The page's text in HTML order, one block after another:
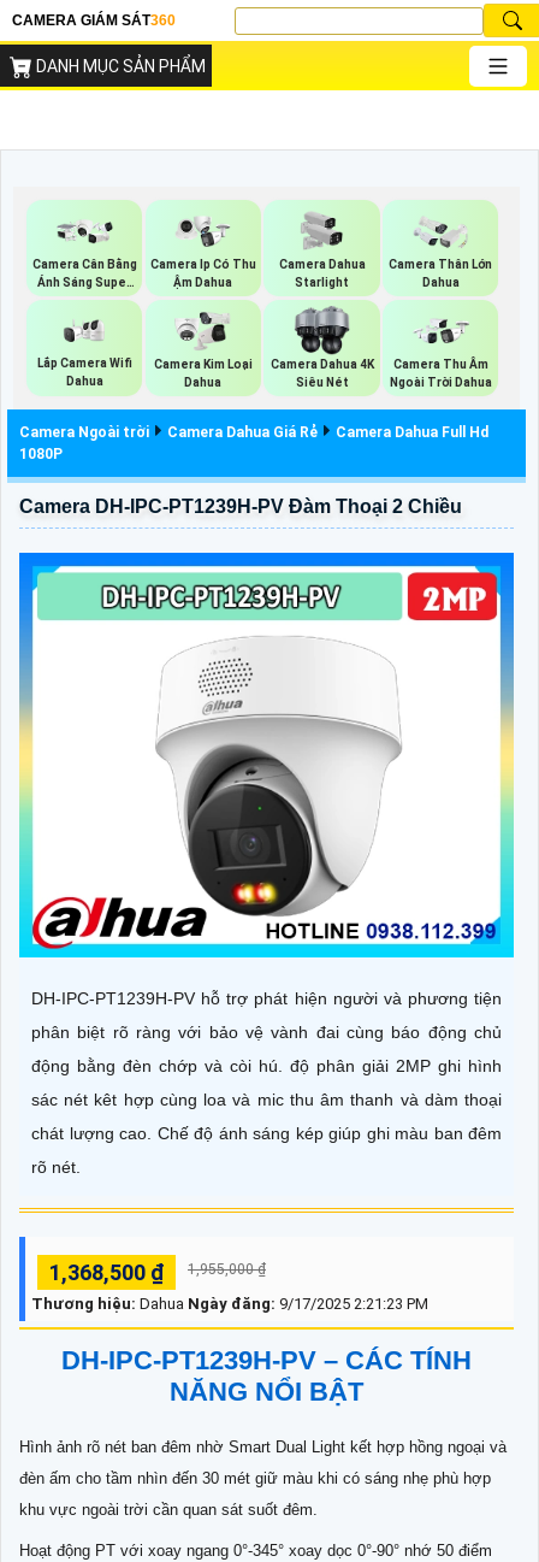
CAMERA GIÁM SÁT360
DANH MỤC SẢN PHẨM
Camera Cân Bằng
Ánh Sáng Super
Adapt
Camera Ip Có Thu
Ậm Dahua
Camera Dahua
Starlight
Camera Thân Lớn
Dahua
Lắp Camera Wifi
Dahua
Camera Kim Loại
Dahua
Camera Dahua 4K
Siêu Nét
Camera Thu Âm
Ngoài Trời Dahua
Camera Ngoài trời Camera Dahua Giá Rẻ
Camera Dahua Full Hd
1080P
Camera DH-IPC-PT1239H-PV Đàm Thoại 2 Chiều
DH-IPC-PT1239H-PV hỗ trợ phát hiện người và phương tiện
phân biệt rõ ràng với bảo vệ vành đai cùng báo động chủ
động bằng đèn chớp và còi hú. độ phân giải 2MP ghi hình
sác nét kêt hợp cùng loa và mic thu âm thanh và dàm thoại
chát lượng cao. Chế độ ánh sáng kép giúp ghi màu ban đêm
rõ nét.
1,368,500 ₫ 1,955,000 ₫
Thương hiệu: Dahua Ngày đăng: 9/17/2025 2:21:23 PM
DH-IPC-PT1239H-PV – CÁC TÍNH
NĂNG NỔI BẬT
Hình ảnh rõ nét ban đêm nhờ Smart Dual Light kết hợp hồng ngoại và
đèn ấm cho tầm nhìn đến 30 mét giữ màu khi có sáng nhẹ phù hợp
khu vực ngoài trời cần quan sát suốt đêm.
Hoạt động PT với xoay ngang 0°-345° xoay dọc 0°-90° nhớ 50 điểm